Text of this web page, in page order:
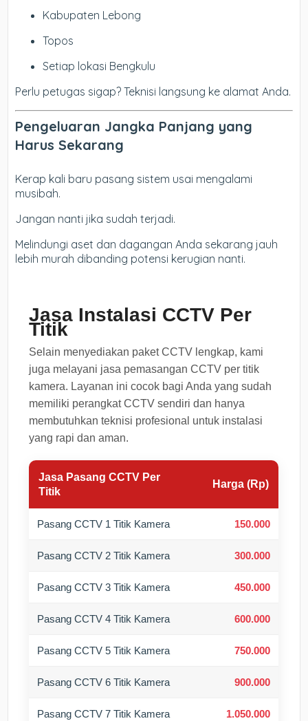
Kabupaten Lebong
Topos
Setiap lokasi Bengkulu
Perlu petugas sigap? Teknisi langsung ke alamat Anda.
Pengeluaran Jangka Panjang yang
Harus Sekarang
Kerap kali baru pasang sistem usai mengalami
musibah.
Jangan nanti jika sudah terjadi.
Melindungi aset dan dagangan Anda sekarang jauh
lebih murah dibanding potensi kerugian nanti.
Jasa Instalasi CCTV Per
Titik
Selain menyediakan paket CCTV lengkap, kami
juga melayani jasa pemasangan CCTV per titik
kamera. Layanan ini cocok bagi Anda yang sudah
memiliki perangkat CCTV sendiri dan hanya
membutuhkan teknisi profesional untuk instalasi
yang rapi dan aman.
Jasa Pasang CCTV Per
Titik
Harga (Rp)
Pasang CCTV 1 Titik Kamera 150.000
Pasang CCTV 2 Titik Kamera 300.000
Pasang CCTV 3 Titik Kamera 450.000
Pasang CCTV 4 Titik Kamera 600.000
Pasang CCTV 5 Titik Kamera 750.000
Pasang CCTV 6 Titik Kamera 900.000
Pasang CCTV 7 Titik Kamera 1.050.000